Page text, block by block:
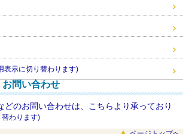
表示に切り替わります)
問い合わせ
のお問い合わせは、こちらより承っており
わります)